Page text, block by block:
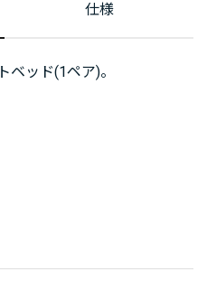
仕様
ベッド(1ペア)。